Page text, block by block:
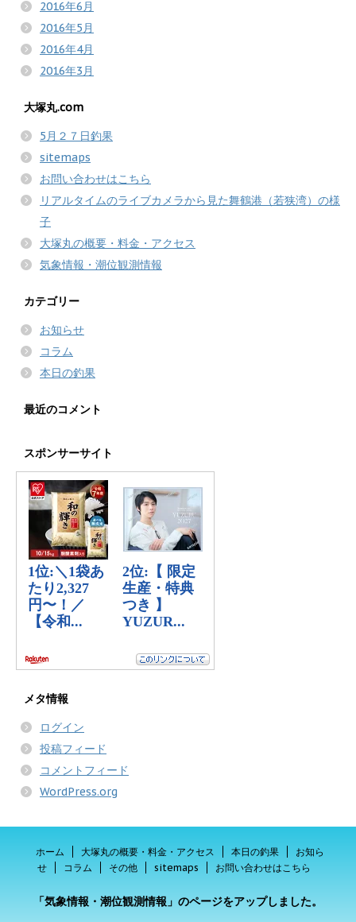
2016年6月
2016年5月
2016年4月
2016年3月
大塚丸.com
5月２７日釣果
sitemaps
お問い合わせはこちら
リアルタイムのライブカメラから見た舞鶴港（若狭湾）の様
子
大塚丸の概要・料金・アクセス
気象情報・潮位観測情報
カテゴリー
お知らせ
コラム
本日の釣果
最近のコメント
スポンサーサイト
メタ情報
ログイン
投稿フィード
コメントフィード
WordPress.org
ホーム 大塚丸の概要・料金・アクセス 本日の釣果
お知ら
せ
コラム その他 sitemaps お問い合わせはこちら
「気象情報・潮位観測情報」のページをアップしました。